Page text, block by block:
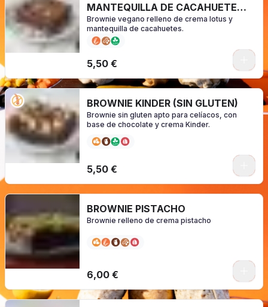
MANTEQUILLA DE CACAHUETE
(Vegano)
Brownie vegano relleno de crema lotus y
mantequilla de cacahuetes.
5,50 €
BROWNIE KINDER (SIN GLUTEN)
Brownie sin gluten apto para celíacos, con
base de chocolate y crema Kinder.
5,50 €
BROWNIE PISTACHO
Brownie relleno de crema pistacho
6,00 €